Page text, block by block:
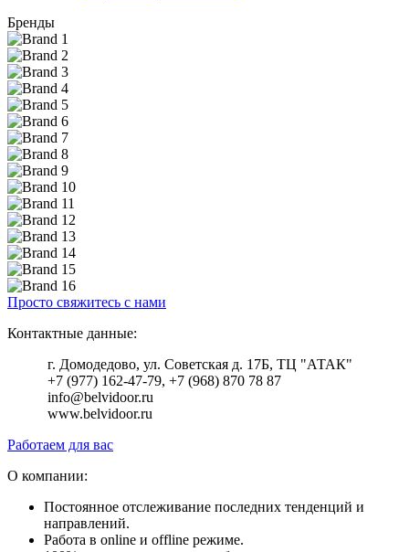
Бренды
Просто свяжитесь с нами
Контактные данные:
г. Домодедово, ул. Советская д. 17Б, ТЦ "АТАК"
+7 (977) 162-47-79, +7 (968) 870 78 87
info@belvidoor.ru
www.belvidoor.ru
Работаем для вас
О компании:
Постоянное отслеживание последних тенденций и
направлений.
Работа в online и offline режиме.